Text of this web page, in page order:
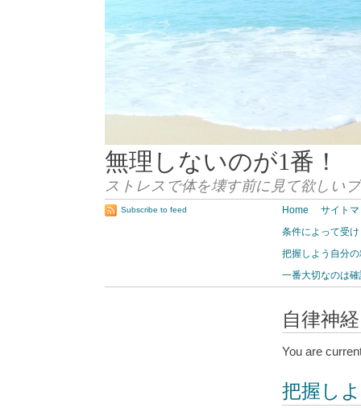
無理しないのが1番！
ストレスで体を壊す前に見て欲しい
Home
サイト
条件によって受
把握しよう自分
一番大切なのは
Subscribe to feed
自律神経
You are
把握し